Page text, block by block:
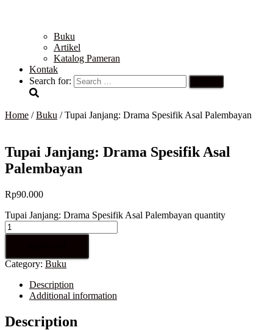
Buku
Artikel
Katalog Pameran
Kontak
Search for:
Home /Buku / Tupai Janjang: Drama Spesifik Asal Palembayan
Tupai Janjang: Drama Spesifik Asal
Palembayan
Rp90.000
Tupai Janjang: Drama Spesifik Asal Palembayan quantity
Category: Buku
Description
Additional information
Description